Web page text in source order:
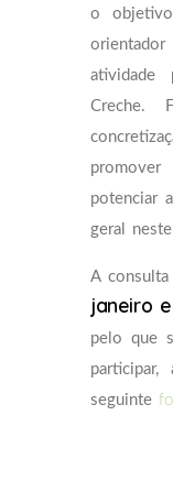
o
atividade
Creche.
potenciar
geral
A
janeiro
pelo que
seguinte